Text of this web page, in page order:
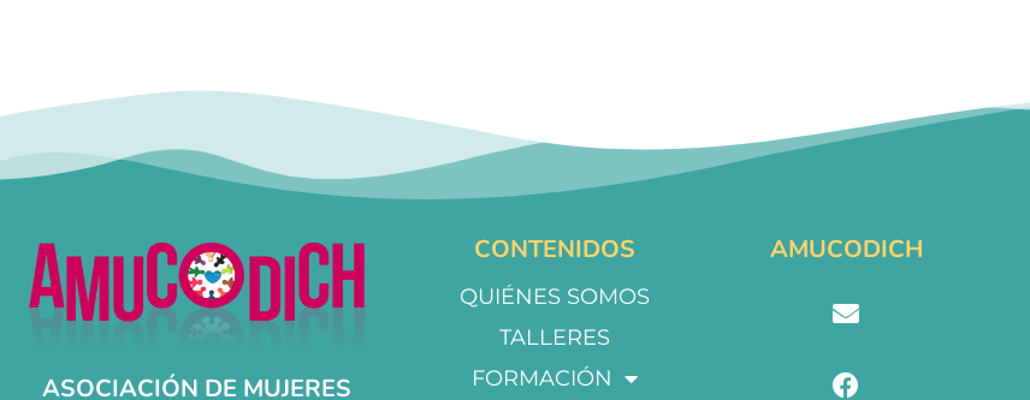
ASOCIACIÓN DE MUJERES
CONTENIDOS
QUIÉNES SOMOS
TALLERES
FORMACIÓN
AMUCODICH